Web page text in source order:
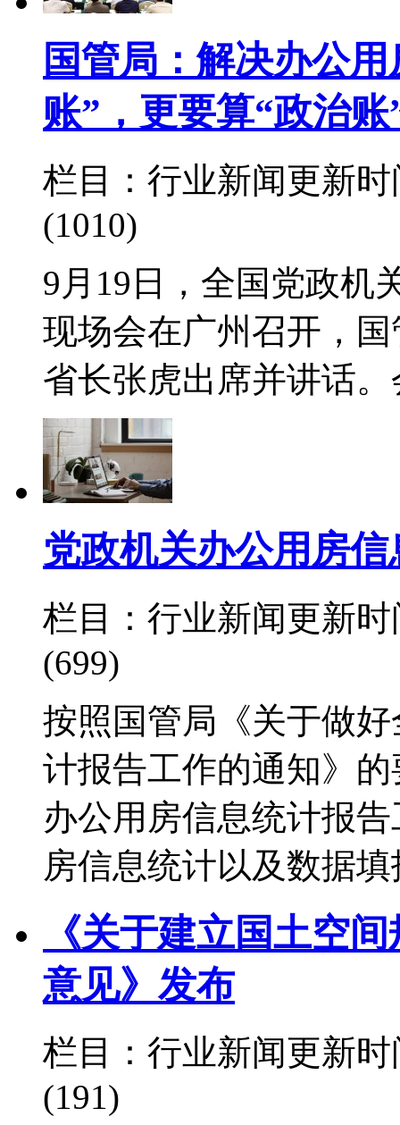
国管局：解决办公
账”，更要算“政治账
栏目：行业新闻更新时
(1010)
9月19日，全国党政机
现场会在广州召开，
省长张虎出席并讲话
党政机关办公用房
栏目：行业新闻更新时
(699)
按照国管局《关于做
计报告工作的通知》
办公用房信息统计报
房信息统计以及数据
《关于建立国土空
意见》发布
栏目：行业新闻更新时
(191)